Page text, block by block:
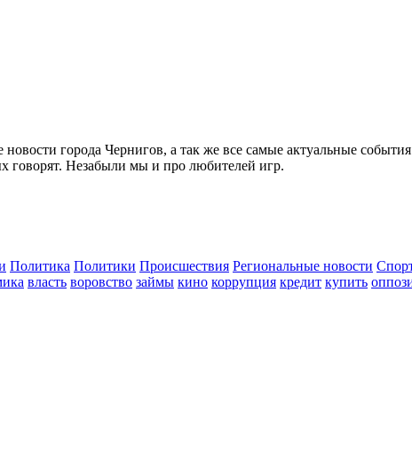
города Чернигов, а так же все самые актуальные
говорят. Незабыли мы и про любителей игр.
Политика Политики Происшествия Региональные новости
власть воровство займы кино коррупция кредит купить